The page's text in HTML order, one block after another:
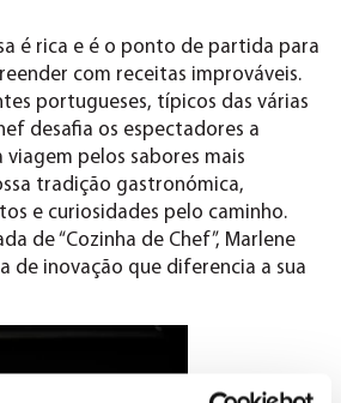
é rica e é o ponto de partida para
com receitas improváveis.
portugueses, típicos das várias
desafia os espectadores a
viagem pelos sabores mais
tradição gastronómica,
e curiosidades pelo caminho.
de “Cozinha de Chef”, Marlene
de inovação que diferencia a sua